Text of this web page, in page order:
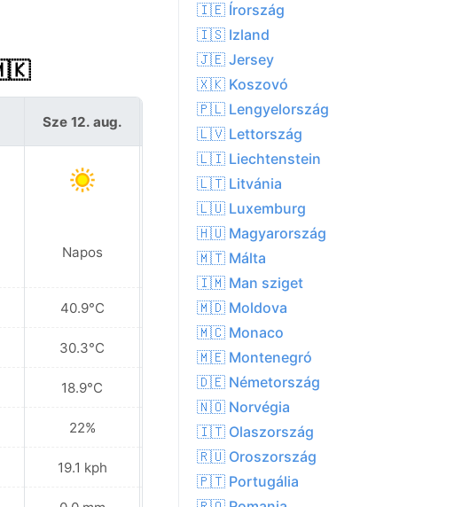
Sze 12. aug.
Napos
40.9°C
30.3°C
18.9°C
22%
19.1 kph
Cs 13. aug.
Napos
40.6°C
29.8°C
19.4°C
23%
22.7 kph
🇮🇪 Írország
🇮🇸 Izland
🇯🇪 Jersey
🇽🇰 Koszovó
🇵🇱 Lengyelország
🇱🇻 Lettország
🇱🇮 Liechtenstein
🇱🇹 Litvánia
🇱🇺 Luxemburg
🇭🇺 Magyarország
🇲🇹 Málta
🇮🇲 Man sziget
🇲🇩 Moldova
🇲🇨 Monaco
🇲🇪 Montenegró
🇩🇪 Németország
🇳🇴 Norvégia
🇮🇹 Olaszország
🇷🇺 Oroszország
🇵🇹 Portugália